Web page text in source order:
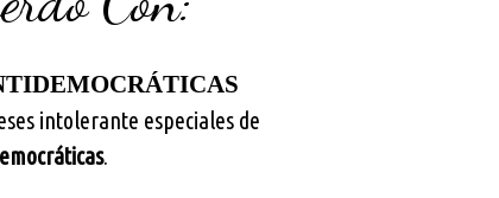
intolerante especiales de
.